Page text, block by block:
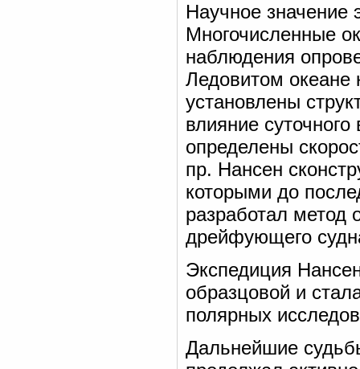
Научное значение
Многочисленные
наблюдения
Ледовитом океане
установлены
влияние
определены
пр. Нансен
которыми до
разработал метод
дрейфующего
Экспедиция
образцовой и
полярных
Дальнейшие